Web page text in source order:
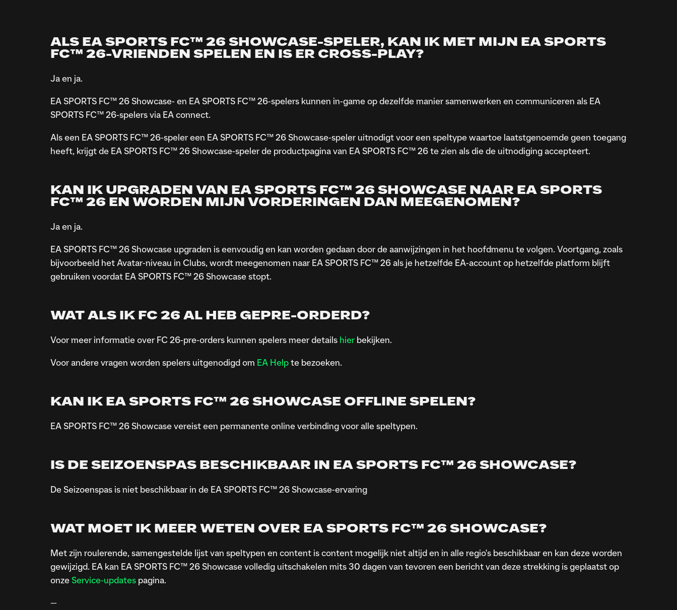
ALS EA SPORTS FC™ 26 SHOWCASE-SPELER, KAN IK MET MIJN EA SPORTS
FC™ 26-VRIENDEN SPELEN EN IS ER CROSS-PLAY?
Ja en ja.
EA SPORTS FC™ 26 Showcase- en EA SPORTS FC™ 26-spelers kunnen in-game op dezelfde manier samenwerken en communiceren als EA
SPORTS FC™ 26-spelers via EA connect.
Als een EA SPORTS FC™ 26-speler een EA SPORTS FC™ 26 Showcase-speler uitnodigt voor een speltype waartoe laatstgenoemde geen toegang
heeft, krijgt de EA SPORTS FC™ 26 Showcase-speler de productpagina van EA SPORTS FC™ 26 te zien als die de uitnodiging accepteert.
KAN IK UPGRADEN VAN EA SPORTS FC™ 26 SHOWCASE NAAR EA SPORTS
FC™ 26 EN WORDEN MIJN VORDERINGEN DAN MEEGENOMEN?
Ja en ja.
EA SPORTS FC™ 26 Showcase upgraden is eenvoudig en kan worden gedaan door de aanwijzingen in het hoofdmenu te volgen. Voortgang, zoals
bijvoorbeeld het Avatar-niveau in Clubs, wordt meegenomen naar EA SPORTS FC™ 26 als je hetzelfde EA-account op hetzelfde platform blijft
gebruiken voordat EA SPORTS FC™ 26 Showcase stopt.
WAT ALS IK FC 26 AL HEB GEPRE-ORDERD?
Voor meer informatie over FC 26-pre-orders kunnen spelers meer details hierbekijken.
Voor andere vragen worden spelers uitgenodigd om EA Helpte bezoeken.
KAN IK EA SPORTS FC™ 26 SHOWCASE OFFLINE SPELEN?
EA SPORTS FC™ 26 Showcase vereist een permanente online verbinding voor alle speltypen.
IS DE SEIZOENSPAS BESCHIKBAAR IN EA SPORTS FC™ 26 SHOWCASE?
De Seizoenspas is niet beschikbaar in de EA SPORTS FC™ 26 Showcase-ervaring
WAT MOET IK MEER WETEN OVER EA SPORTS FC™ 26 SHOWCASE?
Met zijn roulerende, samengestelde lijst van speltypen en content is content mogelijk niet altijd en in alle regio's beschikbaar en kan deze worden
gewijzigd. EA kan EA SPORTS FC™ 26 Showcase volledig uitschakelen mits 30 dagen van tevoren een bericht van deze strekking is geplaatst op
onze Service-updatespagina.
—